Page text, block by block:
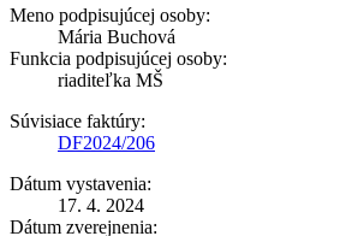
Meno podpisujúcej osoby:
Mária Buchová
Funkcia podpisujúcej osoby:
riaditeľka MŠ
Súvisiace faktúry:
DF2024/206
Dátum vystavenia:
17. 4. 2024
Dátum zverejnenia: